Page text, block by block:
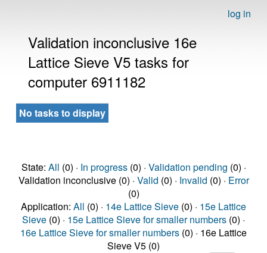
log in
Validation inconclusive 16e
Lattice Sieve V5 tasks for
computer 6911182
No tasks to display
State: All (0) · In progress(0) · Validation pending (0) ·
Validation inconclusive (0) · Valid (0) · Invalid (0) · Error
(0)
Application: All (0) · 14e Lattice Sieve (0) · 15e Lattice
Sieve (0) · 15e Lattice Sieve for smaller numbers (0) ·
16e Lattice Sieve for smaller numbers (0) · 16e Lattice
Sieve V5 (0)